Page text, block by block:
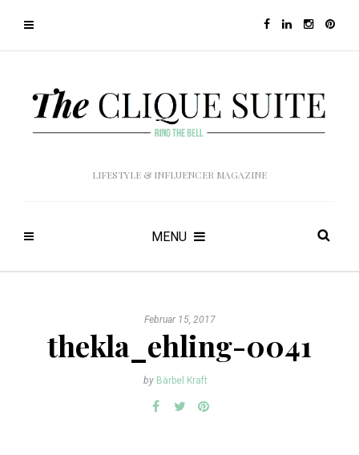
LIFESTYLE & INFLUENCER MAGAZINE
MENU
Februar 15, 2017
thekla_ehling-0041
by Bärbel Kraft